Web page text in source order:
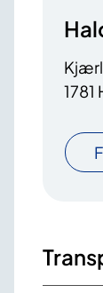
1781